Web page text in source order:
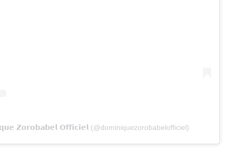
𝗭𝗼𝗿𝗼𝗯𝗮𝗯𝗲𝗹 𝗢𝗳𝗳𝗶𝗰𝗶𝗲𝗹 (@dominiquezorobabelofficiel)